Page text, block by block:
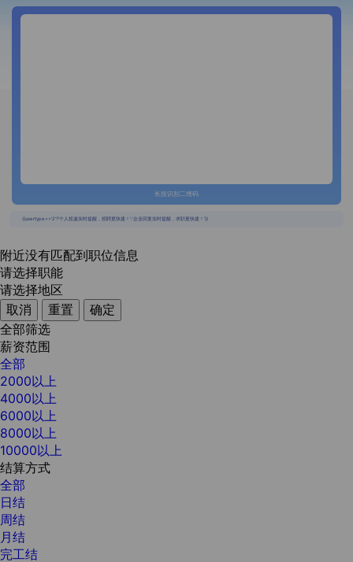
长按识别二维码
{{usertype=='2'?'个人投递实时提醒，招聘更快捷！':'企业回复实时提醒，求职更快捷！'}}
附近没有匹配到职位信息
请选择职能
请选择地区
取消
重置
确定
全部筛选
薪资范围
全部
2000以上
4000以上
6000以上
8000以上
10000以上
结算方式
全部
日结
周结
月结
完工结